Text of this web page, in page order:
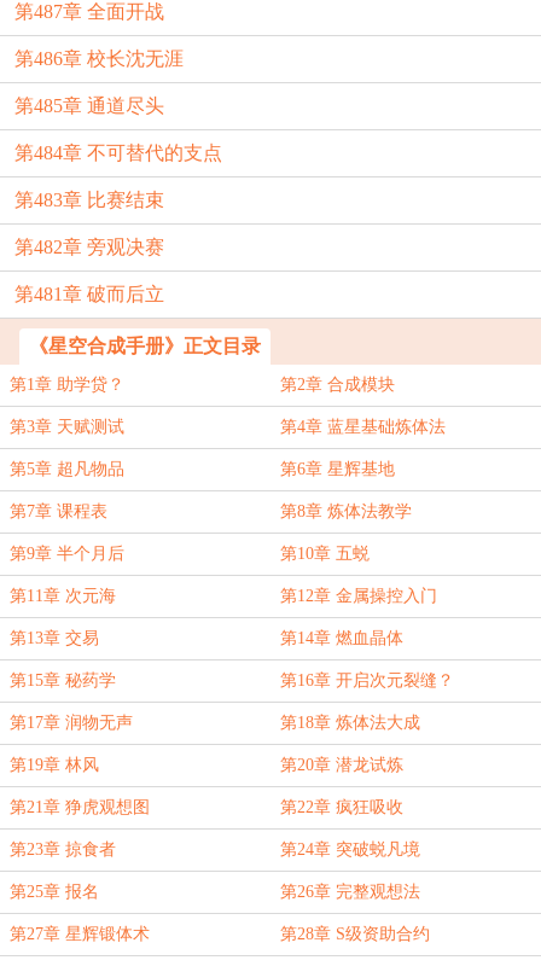
第487章 全面开战
第486章 校长沈无涯
第485章 通道尽头
第484章 不可替代的支点
第483章 比赛结束
第482章 旁观决赛
第481章 破而后立
《星空合成手册》正文目录
第1章 助学贷？ 第2章 合成模块
第3章 天赋测试 第4章 蓝星基础炼体法
第5章 超凡物品 第6章 星辉基地
第7章 课程表 第8章 炼体法教学
第9章 半个月后 第10章 五蜕
第11章 次元海 第12章 金属操控入门
第13章 交易 第14章 燃血晶体
第15章 秘药学 第16章 开启次元裂缝？
第17章 润物无声 第18章 炼体法大成
第19章 林风 第20章 潜龙试炼
第21章 狰虎观想图 第22章 疯狂吸收
第23章 掠食者 第24章 突破蜕凡境
第25章 报名 第26章 完整观想法
第27章 星辉锻体术 第28章 S级资助合约